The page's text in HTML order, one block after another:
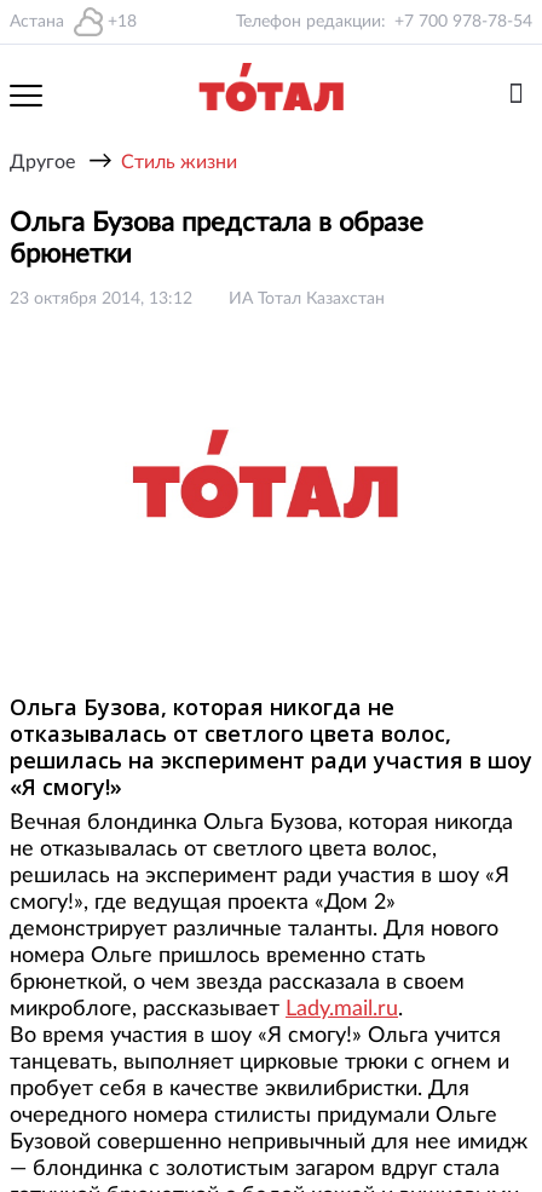
Астана +18 Телефон редакции: +7 700 978-78-54
Другое → Стиль жизни
Ольга Бузова предстала в образе
брюнетки
23 октября 2014, 13:12 ИА Тотал Казахстан
Ольга Бузова, которая никогда не
отказывалась от светлого цвета волос,
решилась на эксперимент ради участия в шоу
«Я смогу!»
Вечная блондинка Ольга Бузова, которая никогда
не отказывалась от светлого цвета волос,
решилась на эксперимент ради участия в шоу «Я
смогу!», где ведущая проекта «Дом 2»
демонстрирует различные таланты. Для нового
номера Ольге пришлось временно стать
брюнеткой, о чем звезда рассказала в своем
микроблоге, рассказывает Lady.mail.ru.
Во время участия в шоу «Я смогу!» Ольга учится
танцевать, выполняет цирковые трюки с огнем и
пробует себя в качестве эквилибристки. Для
очередного номера стилисты придумали Ольге
Бузовой совершенно непривычный для нее имидж
— блондинка с золотистым загаром вдруг стала